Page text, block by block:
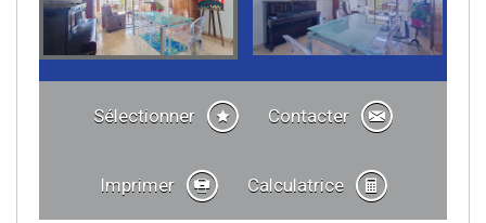
Sélectionner Contacter
Imprimer Calculatrice